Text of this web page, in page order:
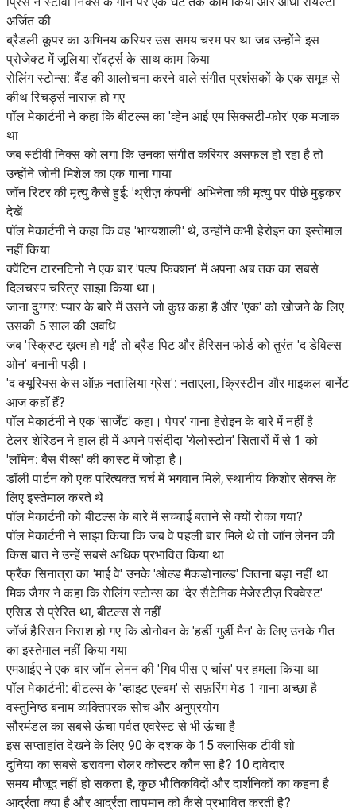
अर्जित की
ब्रैडली कूपर का अभिनय करियर उस समय चरम पर था जब उन्होंने इस
प्रोजेक्ट में जूलिया रॉबर्ट्स के साथ काम किया
रोलिंग स्टोन्स: बैंड की आलोचना करने वाले संगीत प्रशंसकों के एक समूह से
कीथ रिचर्ड्स नाराज़ हो गए
पॉल मेकार्टनी ने कहा कि बीटल्स का 'व्हेन आई एम सिक्सटी-फोर' एक मजाक
था
जब स्टीवी निक्स को लगा कि उनका संगीत करियर असफल हो रहा है तो
उन्होंने जोनी मिशेल का एक गाना गाया
जॉन रिटर की मृत्यु कैसे हुई: 'थ्रीज़ कंपनी' अभिनेता की मृत्यु पर पीछे मुड़कर
देखें
पॉल मेकार्टनी ने कहा कि वह 'भाग्यशाली' थे, उन्होंने कभी हेरोइन का इस्तेमाल
नहीं किया
क्वेंटिन टारनटिनो ने एक बार 'पल्प फिक्शन' में अपना अब तक का सबसे
दिलचस्प चरित्र साझा किया था।
जाना दुग्गर: प्यार के बारे में उसने जो कुछ कहा है और 'एक' को खोजने के लिए
उसकी 5 साल की अवधि
जब 'स्क्रिप्ट ख़त्म हो गई' तो ब्रैड पिट और हैरिसन फोर्ड को तुरंत 'द डेविल्स
ओन' बनानी पड़ी।
'द क्यूरियस केस ऑफ़ नतालिया ग्रेस': नताएला, क्रिस्टीन और माइकल बार्नेट
आज कहाँ हैं?
पॉल मेकार्टनी ने एक 'सार्जेंट' कहा। पेपर' गाना हेरोइन के बारे में नहीं है
टेलर शेरिडन ने हाल ही में अपने पसंदीदा 'येलोस्टोन' सितारों में से 1 को
'लॉमेन: बैस रीव्स' की कास्ट में जोड़ा है।
डॉली पार्टन को एक परित्यक्त चर्च में भगवान मिले, स्थानीय किशोर सेक्स के
लिए इस्तेमाल करते थे
पॉल मेकार्टनी को बीटल्स के बारे में सच्चाई बताने से क्यों रोका गया?
पॉल मेकार्टनी ने साझा किया कि जब वे पहली बार मिले थे तो जॉन लेनन की
किस बात ने उन्हें सबसे अधिक प्रभावित किया था
फ्रैंक सिनात्रा का 'माई वे' उनके 'ओल्ड मैकडोनाल्ड' जितना बड़ा नहीं था
मिक जैगर ने कहा कि रोलिंग स्टोन्स का 'देर सैटेनिक मेजेस्टीज़ रिक्वेस्ट'
एसिड से प्रेरित था, बीटल्स से नहीं
जॉर्ज हैरिसन निराश हो गए कि डोनोवन के 'हर्डी गुर्डी मैन' के लिए उनके गीत
का इस्तेमाल नहीं किया गया
एमआईए ने एक बार जॉन लेनन की 'गिव पीस ए चांस' पर हमला किया था
पॉल मेकार्टनी: बीटल्स के 'व्हाइट एल्बम' से सफ़रिंग मेड 1 गाना अच्छा है
वस्तुनिष्ठ बनाम व्यक्तिपरक सोच और अनुप्रयोग
सौरमंडल का सबसे ऊंचा पर्वत एवरेस्ट से भी ऊंचा है
इस सप्ताहांत देखने के लिए 90 के दशक के 15 क्लासिक टीवी शो
दुनिया का सबसे डरावना रोलर कोस्टर कौन सा है? 10 दावेदार
समय मौजूद नहीं हो सकता है, कुछ भौतिकविदों और दार्शनिकों का कहना है
आर्द्रता क्या है और आर्द्रता तापमान को कैसे प्रभावित करती है?